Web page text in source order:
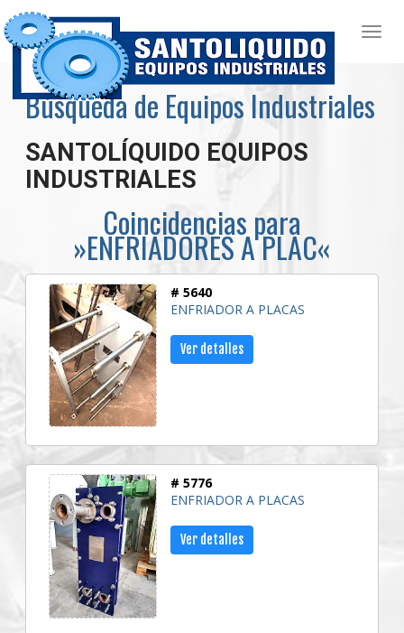
Búsqueda de Equipos Industriales
SANTOLÍQUIDO EQUIPOS
INDUSTRIALES
Coincidencias para
»ENFRIADORES A PLAC«
# 5640
ENFRIADOR A PLACAS
Ver detalles
# 5776
ENFRIADOR A PLACAS
Ver detalles